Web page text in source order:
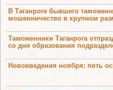
В Таганроге бывшего
мошенничество в крупном
Таможенники Таганрога
со дня образования
Нововведения ноября: пять